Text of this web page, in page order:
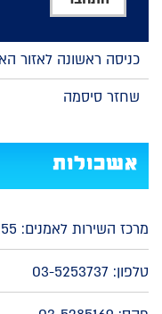
כניסה ראשונה לאזור
שחזר סיסמה
אשכולות
מרכז השירות לאמנים:
טלפון: 03-5253737